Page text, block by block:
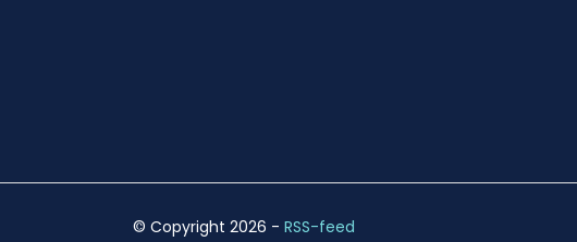
© Copyright 2026 - RSS-feed